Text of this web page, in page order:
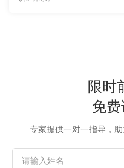
限时
免
专家提供一对一指导，